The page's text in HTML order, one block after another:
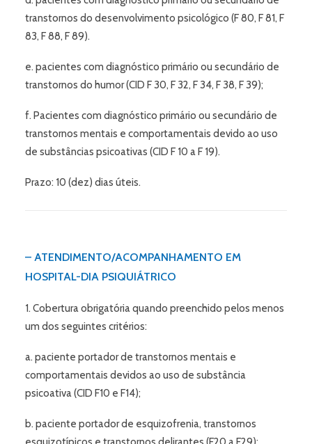
transtornos do desenvolvimento psicológico (F 80, F 81, F
83, F 88, F 89).
e. pacientes com diagnóstico primário ou secundário de
transtornos do humor (CID F 30, F 32, F 34, F 38, F 39);
f. Pacientes com diagnóstico primário ou secundário de
transtornos mentais e comportamentais devido ao uso
de substâncias psicoativas (CID F 10 a F 19).
Prazo: 10 (dez) dias úteis.
– ATENDIMENTO/ACOMPANHAMENTO EM
HOSPITAL-DIA PSIQUIÁTRICO
1. Cobertura obrigatória quando preenchido pelos menos
um dos seguintes critérios:
a. paciente portador de transtornos mentais e
comportamentais devidos ao uso de substância
psicoativa (CID F10 e F14);
b. paciente portador de esquizofrenia, transtornos